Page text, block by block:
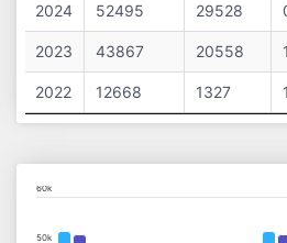
2024 52495 29528
2023 43867 20558 1
2022 12668 1327 1
Chart
Bar chart with 4 data series.
50k
60k